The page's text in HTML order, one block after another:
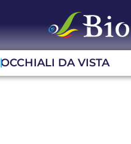
OCCHIALI DA VISTA